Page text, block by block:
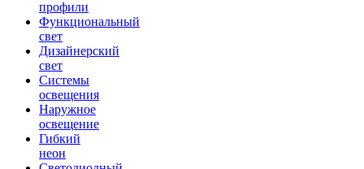
профили
Функциональный
свет
Дизайнерский
свет
Системы
освещения
Наружное
освещение
Гибкий
неон